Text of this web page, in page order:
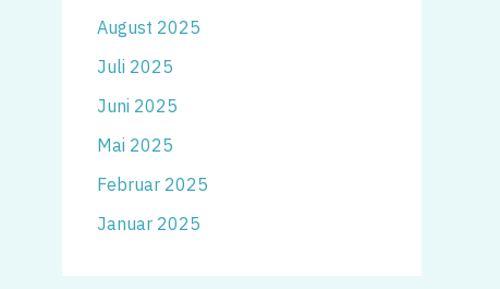
August 2025
Juli 2025
Juni 2025
Mai 2025
Februar 2025
Januar 2025